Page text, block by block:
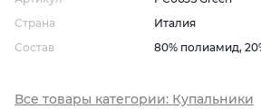
Страна
Италия
Состав
80% полиамид,
Все товары категории: Купальники